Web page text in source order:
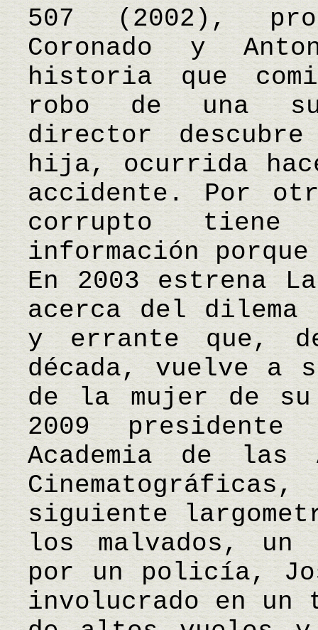
507 (2002),
Coronado y
historia que
robo de una
director
hija, ocurrida
accidente. Por
corrupto tiene
información
En 2003 estrena
acerca del
y errante que,
década, vuelve a
de la mujer de su
2009
Academia de
siguiente
los malvados,
por un policía,
involucrado en un